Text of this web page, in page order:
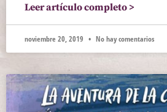
Leer artículo completo >
noviembre 20, 2019 No hay comentarios